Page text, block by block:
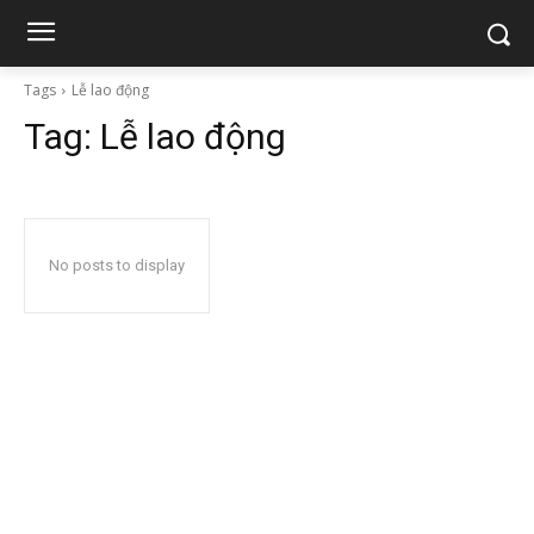
Tags Lễ lao động
Tag: Lễ lao động
No posts to display